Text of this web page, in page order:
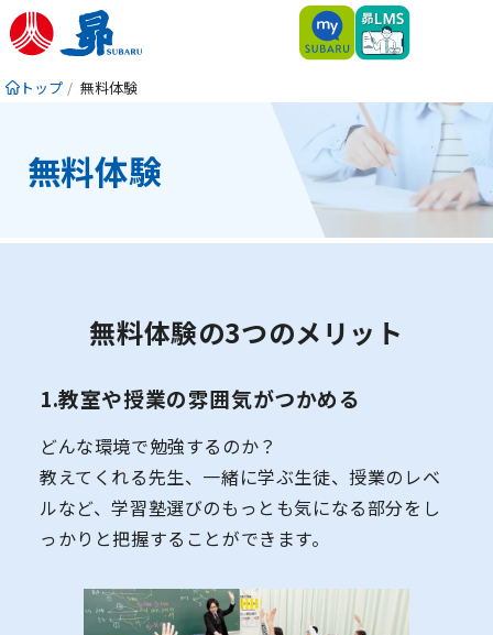
トップ 無料体験
無料体験
無料体験の3つのメリット
1.教室や授業の雰囲気がつかめる
どんな環境で勉強するのか？
教えてくれる先生、一緒に学ぶ生徒、授業のレベ
ルなど、学習塾選びのもっとも気になる部分をし
っかりと把握することができます。